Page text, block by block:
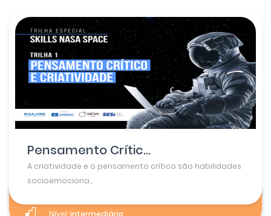
Pensamento Crític...
A criatividade e o pensamento crítico são habilidades
socioemociona...
Nível:intermediário